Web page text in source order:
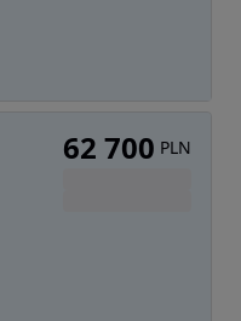
62 700 PLN